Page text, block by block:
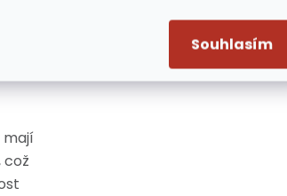
Souhlasím
mají
což